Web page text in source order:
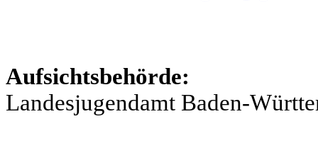
Aufsichtsbehörde:
Landesjugendamt Baden-